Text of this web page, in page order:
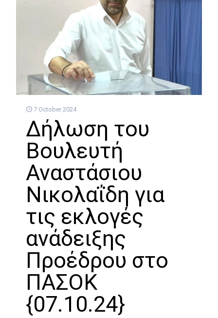
7 October 2024
Δήλωση του
Βουλευτή
Αναστάσιου
Νικολαΐδη για
τις εκλογές
ανάδειξης
Προέδρου στο
ΠΑΣΟΚ
{07.10.24}